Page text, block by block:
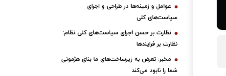
عوامل و زمینه‌ها در طراحی و اجرای
سیاست‌های کلی
نظارت بر حسن اجرای سیاست‌های کلی نظام:
نظارت بر فرایندها
مخبر: تعرض به زیرساخت‌های ما بنای هژمونی
شما را نابود می‌کند